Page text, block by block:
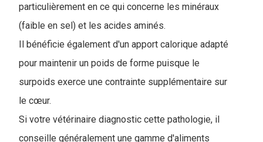
particulièrement en ce qui concerne les minéraux
(faible en sel) et les acides aminés.
Il bénéficie également d'un apport calorique adapté
pour maintenir un poids de forme puisque le
surpoids exerce une contrainte supplémentaire sur
le cœur.
Si votre vétérinaire diagnostic cette pathologie, il
conseille généralement une gamme d'aliments